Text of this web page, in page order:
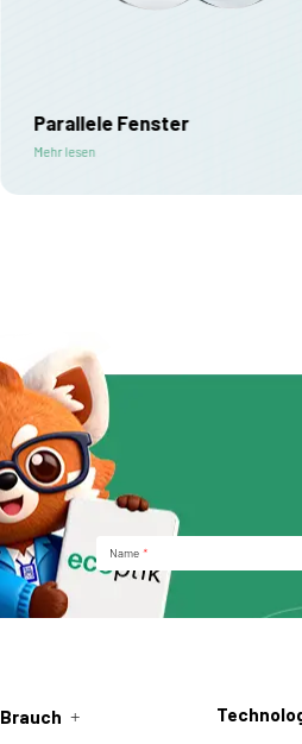
Parallele Fenster
Mehr lesen
Name *
Brauch +